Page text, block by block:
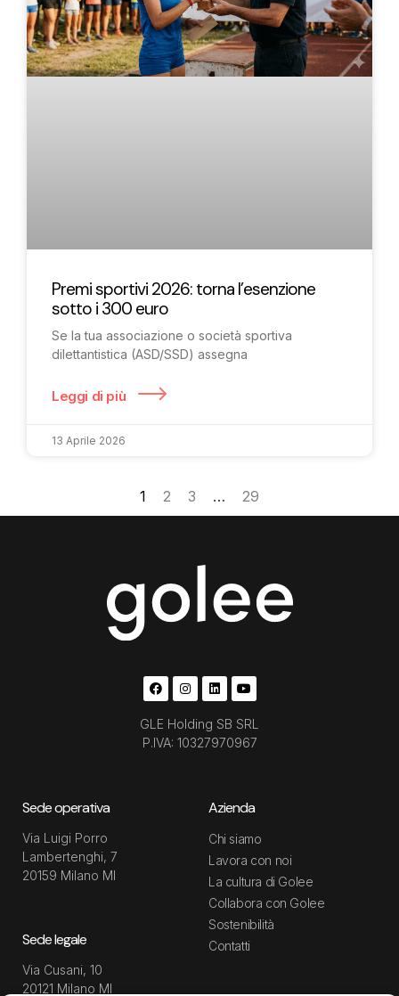
Premi sportivi 2026: torna l’esenzione
sotto i 300 euro
Se la tua associazione o società sportiva
dilettantistica (ASD/SSD) assegna
Leggi di più
13 Aprile 2026
1 2 3 … 29
GLE Holding SB SRL
P.IVA: 10327970967
Sede operativa
Via Luigi Porro
Lambertenghi, 7
20159 Milano MI
Sede legale
Via Cusani, 10
20121 Milano MI
Azienda
Chi siamo
Lavora con noi
La cultura di Golee
Collabora con Golee
Sostenibilità
Contatti